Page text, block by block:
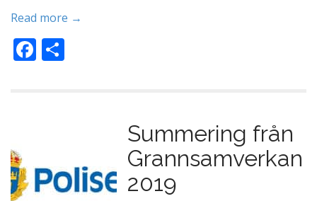
Read more →
F
o
k
Summering från
Grannsamverkan
2019